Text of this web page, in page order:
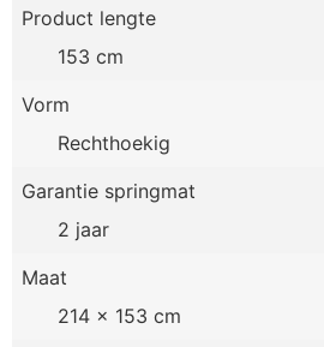
Product lengte
153 cm
Vorm
Rechthoekig
Garantie springmat
2 jaar
Maat
214 x 153 cm